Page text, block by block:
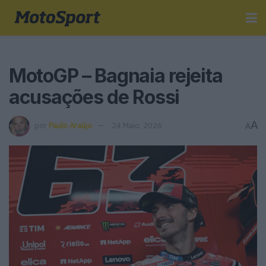
MotoGP – Bagnaia rejeita
acusações de Rossi
por Paulo Araújo 24 Maio, 2026 AA